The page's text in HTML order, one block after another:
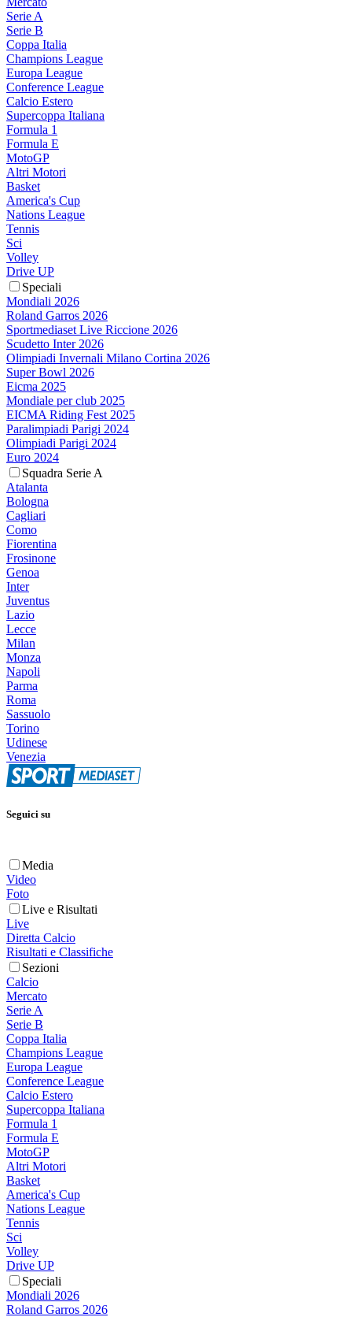
Serie A
Serie B
Coppa Italia
Champions League
Europa League
Conference League
Calcio Estero
Supercoppa Italiana
Formula 1
Formula E
MotoGP
Altri Motori
Basket
America's Cup
Nations League
Tennis
Sci
Volley
Drive UP
Speciali
Mondiali 2026
Roland Garros 2026
Sportmediaset Live Riccione 2026
Scudetto Inter 2026
Olimpiadi Invernali Milano Cortina 2026
Super Bowl 2026
Eicma 2025
Mondiale per club 2025
EICMA Riding Fest 2025
Paralimpiadi Parigi 2024
Olimpiadi Parigi 2024
Euro 2024
Squadra Serie A
Atalanta
Bologna
Cagliari
Como
Fiorentina
Frosinone
Genoa
Inter
Juventus
Lazio
Lecce
Milan
Monza
Napoli
Parma
Roma
Sassuolo
Torino
Udinese
Venezia
Seguici su
Media
Video
Foto
Live e Risultati
Live
Diretta Calcio
Risultati e Classifiche
Sezioni
Calcio
Mercato
Serie A
Serie B
Coppa Italia
Champions League
Europa League
Conference League
Calcio Estero
Supercoppa Italiana
Formula 1
Formula E
MotoGP
Altri Motori
Basket
America's Cup
Nations League
Tennis
Sci
Volley
Drive UP
Speciali
Mondiali 2026
Roland Garros 2026